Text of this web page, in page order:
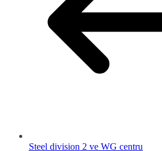
Steel division 2 ve WG centru